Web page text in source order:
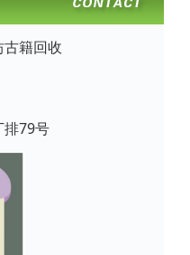
籍回收
排79号